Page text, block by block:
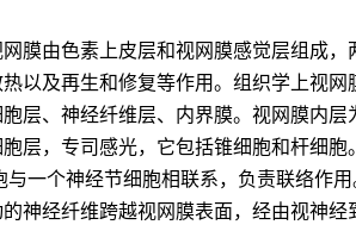
膜由色素上皮层和视网膜感觉层组成
以及再生和修复等作用。组织学上视网
层、神经纤维层、内界膜。视网膜内
层，专司感光，它包括锥细胞和杆细胞
一个神经节细胞相联系，负责联络作
神经纤维跨越视网膜表面，经由视神